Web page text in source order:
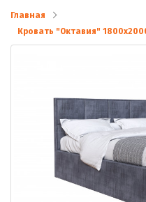
Главная
Кровать "Октавия"